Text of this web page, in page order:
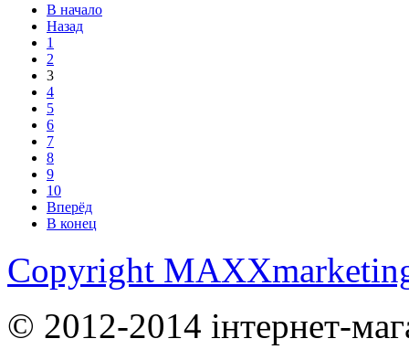
В начало
Назад
1
2
3
4
5
6
7
8
9
10
Вперёд
В конец
Copyright
© 2012-2014 інтернет-